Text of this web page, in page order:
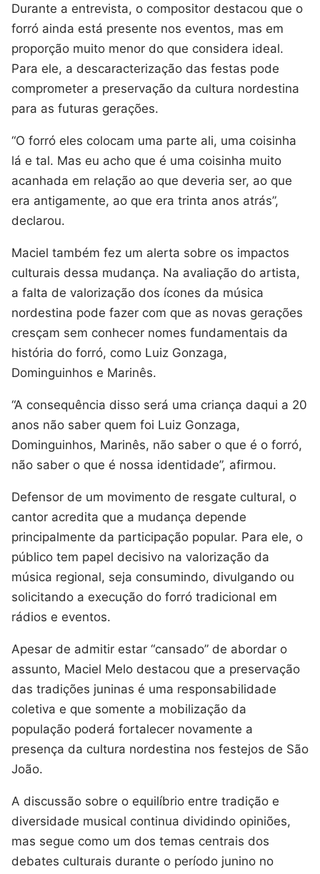
Durante a entrevista, o compositor destacou que o
forró ainda está presente nos eventos, mas em
proporção muito menor do que considera ideal.
Para ele, a descaracterização das festas pode
comprometer a preservação da cultura nordestina
para as futuras gerações.
“O forró eles colocam uma parte ali, uma coisinha
lá e tal. Mas eu acho que é uma coisinha muito
acanhada em relação ao que deveria ser, ao que
era antigamente, ao que era trinta anos atrás”,
declarou.
Maciel também fez um alerta sobre os impactos
culturais dessa mudança. Na avaliação do artista,
a falta de valorização dos ícones da música
nordestina pode fazer com que as novas gerações
cresçam sem conhecer nomes fundamentais da
história do forró, como Luiz Gonzaga,
Dominguinhos e Marinês.
“A consequência disso será uma criança daqui a 20
anos não saber quem foi Luiz Gonzaga,
Dominguinhos, Marinês, não saber o que é o forró,
não saber o que é nossa identidade”, afirmou.
Defensor de um movimento de resgate cultural, o
cantor acredita que a mudança depende
principalmente da participação popular. Para ele, o
público tem papel decisivo na valorização da
música regional, seja consumindo, divulgando ou
solicitando a execução do forró tradicional em
rádios e eventos.
Apesar de admitir estar “cansado” de abordar o
assunto, Maciel Melo destacou que a preservação
das tradições juninas é uma responsabilidade
coletiva e que somente a mobilização da
população poderá fortalecer novamente a
presença da cultura nordestina nos festejos de São
João.
A discussão sobre o equilíbrio entre tradição e
diversidade musical continua dividindo opiniões,
mas segue como um dos temas centrais dos
debates culturais durante o período junino no